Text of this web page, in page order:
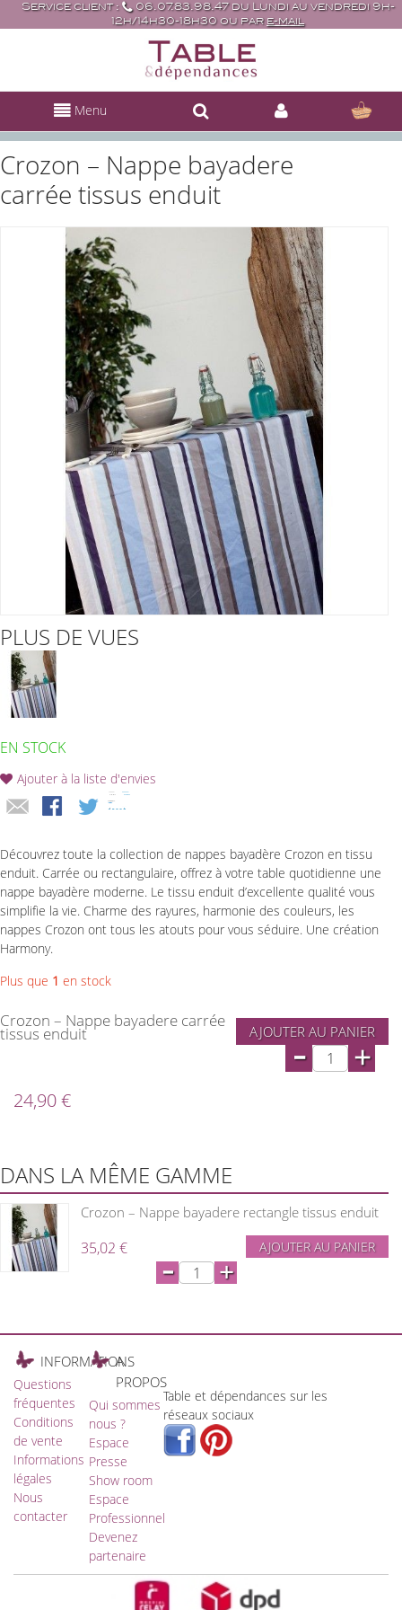
Service client :
06.07.83.98.47 du Lundi au vendredi 9h-
12h/14h30-18h30 ou par e-mail
Menu
Crozon – Nappe bayadere
carrée tissus enduit
PLUS DE VUES
EN STOCK
Ajouter à la liste d'envies
Découvrez toute la collection de nappes bayadère Crozon en tissu
enduit. Carrée ou rectangulaire, offrez à votre table quotidienne une
nappe bayadère moderne. Le tissu enduit d’excellente qualité vous
simplifie la vie. Charme des rayures, harmonie des couleurs, les
nappes Crozon ont tous les atouts pour vous séduire. Une création
Harmony.
Plus que 1 en stock
Crozon – Nappe bayadere carrée
tissus enduit AJOUTER AU PANIER
- +
24,90 €
DANS LA MÊME GAMME
Crozon – Nappe bayadere rectangle tissus enduit
35,02 € AJOUTER AU PANIER
- +
INFORMATIONS
Questions
fréquentes
Conditions
de vente
Informations
légales
Nous
contacter
A
PROPOS
Qui sommes
nous ?
Espace
Presse
Show room
Espace
Professionnel
Devenez
partenaire
Table et dépendances sur les
réseaux sociaux